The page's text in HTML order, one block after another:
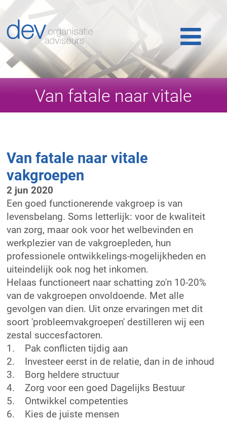
Van fatale naar vitale
Van fatale naar vitale
vakgroepen
2 jun 2020
Een goed functionerende vakgroep is van
levensbelang. Soms letterlijk: voor de kwaliteit
van zorg, maar ook voor het welbevinden en
werkplezier van de vakgroepleden, hun
professionele ontwikkelings-mogelijkheden en
uiteindelijk ook nog het inkomen.
Helaas functioneert naar schatting zo'n 10-20%
van de vakgroepen onvoldoende. Met alle
gevolgen van dien. Uit onze ervaringen met dit
soort 'probleemvakgroepen' destilleren wij een
zestal succesfactoren.
1. Pak conflicten tijdig aan
2. Investeer eerst in de relatie, dan in de inhoud
3. Borg heldere structuur
4. Zorg voor een goed Dagelijks Bestuur
5. Ontwikkel competenties
6. Kies de juiste mensen
Home
Ons werk
Ons team
Publicaties
Contact